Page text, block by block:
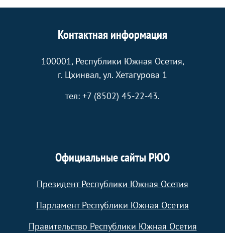
Контактная информация
100001, Республики Южная Осетия,
г. Цхинвал, ул. Хетагурова 1
тел: +7 (8502) 45-22-43.
Официальные сайты РЮО
Президент Республики Южная Осетия
Парламент Республики Южная Осетия
Правительство Республики Южная Осетия